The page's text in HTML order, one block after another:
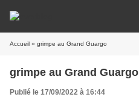
Accueil » grimpe au Grand Guargo
grimpe au Grand Guargo
Publié le 17/09/2022 à 16:44